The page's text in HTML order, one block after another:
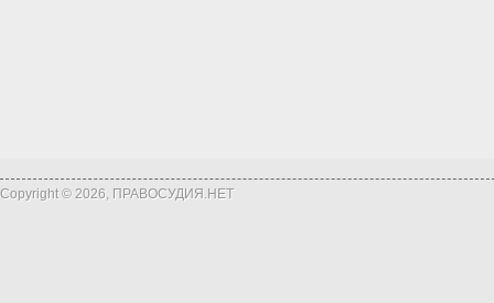
Copyright © 2026, ПРАВОСУДИЯ.НЕТ